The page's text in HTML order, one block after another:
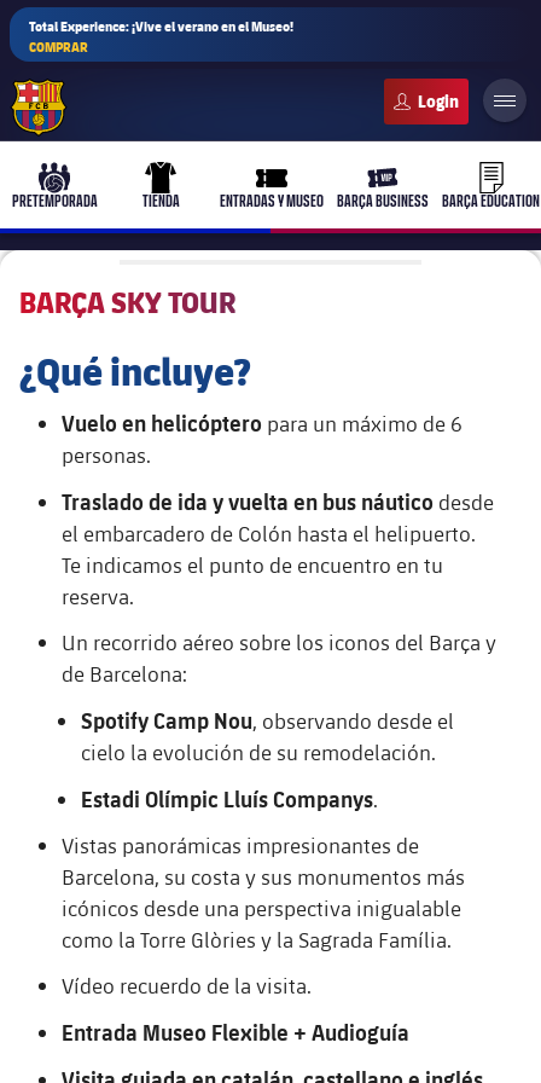
Total Experience: ¡Vive el verano en el Museo!
COMPRAR
b-play culers-ball
PRETEMPORADA
uniform
TIENDA
ticket-full
ENTRADAS Y MUSEO
ticket-
BARÇA BUSINESS BARÇA EDUCATION
plusicon
más
Junta Directiva
Estructura ejecutiva
Organigramas
chevron-right
label.aria.chevronright
Órganos
chevron-right
label.aria.chevronright
Documents
chevron-right
label.aria.chevronright
Comisiones y órganos
plusicon
más
Barça Academy
Más que un club
Masia 360
La Masia
plusicon
más
Década a década
Presidentes
Jugadores de leyenda
Centro de documentación
Primer equipo
Femenino
plusicon
más
Actualidad
Calendario
Resultados
Clasificaciones
Jugadoras
Palmarés
Fotos
Jugadoras históricas
Barça Atlètic
plusicon
más
Actualidad
Calendario
Resultados
Clasificaciones
Jugadores
Fotos
Historia
Barça Legends
Contacto
Partidos
Sobre Nosotros
Formativo masculino
plusicon
más
Actualidad
Fotos
Juvenil B
SUB16
SUB14
Formativo femenino
plusicon
más
Fotos
Femenino B
Femenino C
SUB14 B
Campus Verano
PLUSICON
MÁS
Actualidad
Base
plusicon
más
BARÇA SKY TOUR
¿Qué incluye?
Vuelo en helicóptero para un máximo de 6
personas.
Traslado de ida y vuelta en bus náutico desde
el embarcadero de Colón hasta el helipuerto.
Te indicamos el punto de encuentro en tu
reserva.
Un recorrido aéreo sobre los iconos del Barça y
de Barcelona:
Spotify Camp Nou, observando desde el
cielo la evolución de su remodelación.
Estadi Olímpic Lluís Companys.
Vistas panorámicas impresionantes de
Barcelona, su costa y sus monumentos más
icónicos desde una perspectiva inigualable
como la Torre Glòries y la Sagrada Família.
Vídeo recuerdo de la visita.
Entrada Museo Flexible + Audioguía